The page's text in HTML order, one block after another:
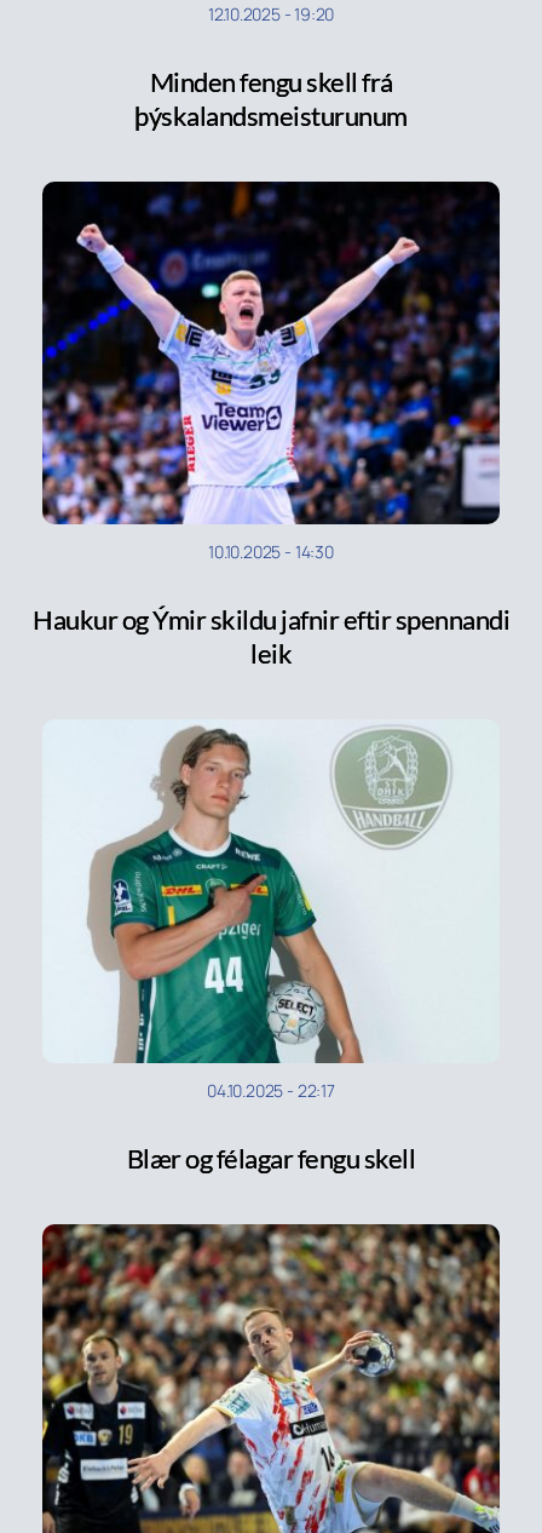
12.10.2025-19:20
Minden fengu skell frá
þýskalandsmeisturunum
10.10.2025 - 14:30
Haukur og Ýmir skildu jafnir eftir spennandi
leik
04.10.2025 - 22:17
Blær og félagar fengu skell